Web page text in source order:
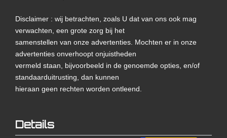
Disclaimer : wij betrachten, zoals U dat van ons ook mag
verwachten, een grote zorg bij het
samenstellen van onze advertenties. Mochten er in onze
advertenties onverhoopt onjuistheden
vermeld staan, bijvoorbeeld in de genoemde opties, en/of
standaarduitrusting, dan kunnen
hieraan geen rechten worden ontleend.
Details